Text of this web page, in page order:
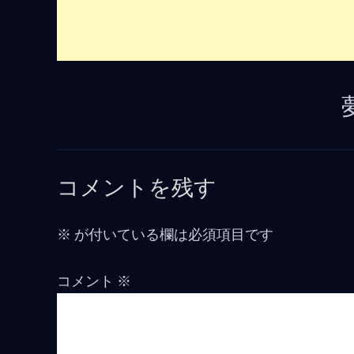
コメントを残す
※ が付いている欄は必須項目です
コメント ※